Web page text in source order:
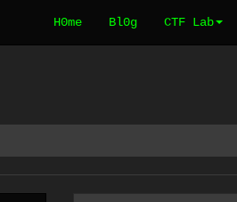
H0me Bl0g CTF Lab